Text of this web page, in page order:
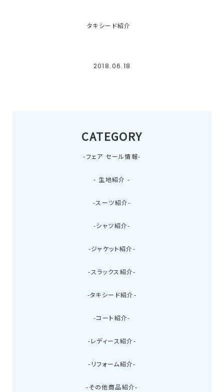
タキシード紹介
2018.06.18
CATEGORY
-フェア セール情報-
- 生地紹介 -
-スーツ紹介-
-シャツ紹介-
-ジャケット紹介-
-スラックス紹介-
-タキシード紹介-
-コート紹介-
-レディース紹介-
-リフォーム紹介-
-その他商品紹介-